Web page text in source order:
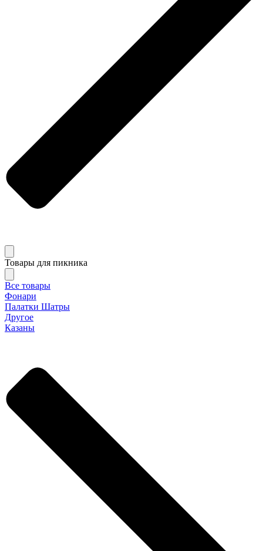
Товары для пикника
Все товары
Фонари
Палатки Шатры
Другое
Казаны